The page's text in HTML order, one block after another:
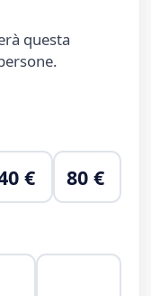
questa
€ 80 €